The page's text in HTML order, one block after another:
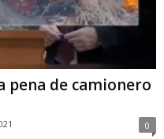
pena de camionero
0